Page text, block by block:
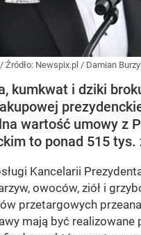
/ Źródło: Newspix.pl / Damian
kumkwat i dziki
wartość umowy z
to ponad 515 tys.
Kancelarii
owoców, ziół i
przetargowych
mają być realizowane